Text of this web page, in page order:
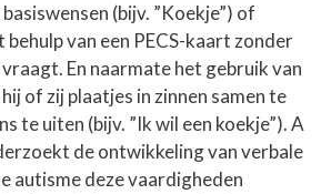
(bijv. ”Koekje”) of
van een PECS-kaart zonder
En naarmate het gebruik van
of zij plaatjes in zinnen samen te
te uiten (bijv. ”Ik wil een koekje”). A
de ontwikkeling van verbale
autisme deze vaardigheden